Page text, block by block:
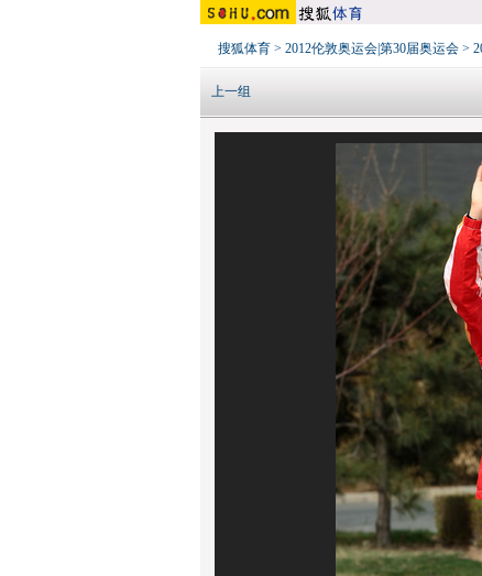
搜狐体育 > 2012伦敦奥运会|第30届奥运会 >
上一组